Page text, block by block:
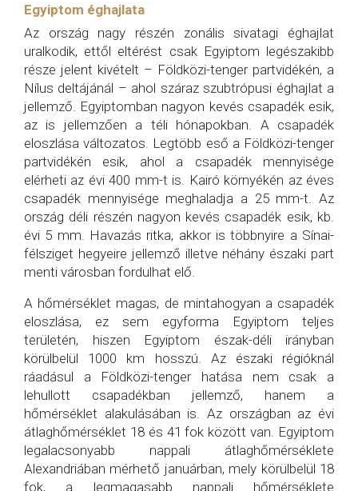
Egyiptom éghajlata
Az ország nagy részén zonális sivatagi éghajlat
uralkodik, ettől eltérést csak Egyiptom legészakibb
része jelent kivételt – Földközi-tenger partvidékén, a
Nílus deltájánál – ahol száraz szubtrópusi éghajlat a
jellemző. Egyiptomban nagyon kevés csapadék esik,
az is jellemzően a téli hónapokban. A csapadék
eloszlása változatos. Legtöbb eső a Földközi-tenger
partvidékén esik, ahol a csapadék mennyisége
elérheti az évi 400 mm-t is. Kairó környékén az éves
csapadék mennyisége meghaladja a 25 mm-t. Az
ország déli részén nagyon kevés csapadék esik, kb.
évi 5 mm. Havazás ritka, akkor is többnyire a Sínai-
félsziget hegyeire jellemző illetve néhány északi part
menti városban fordulhat elő.
A hőmérséklet magas, de mintahogyan a csapadék
eloszlása, ez sem egyforma Egyiptom teljes
területén, hiszen Egyiptom észak-déli irányban
körülbelül 1000 km hosszú. Az északi régióknál
ráadásul a Földközi-tenger hatása nem csak a
lehullott csapadékban jellemző, hanem a
hőmérséklet alakulásában is. Az országban az évi
átlaghőmérséklet 18 és 41 fok között van. Egyiptom
legalacsonyabb nappali átlaghőmérséklete
Alexandriában mérhető januárban, mely körülbelül 18
fok, a legmagasabb nappali hőmérséklete